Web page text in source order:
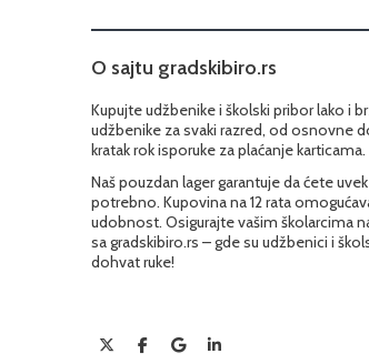
O sajtu gradskibiro.rs
Kupujte udžbenike i školski pribor lako i
udžbenike za svaki razred, od osnovne
kratak rok isporuke za plaćanje karticama.
Naš pouzdan lager garantuje da ćete
potrebno. Kupovina na 12 rata
udobnost. Osigurajte vašim školarcima
sa gradskibiro.rs – gde su udžbenici i
dohvat ruke!